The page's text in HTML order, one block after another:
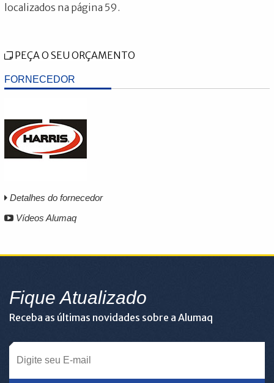
FORNECEDOR
Detalhes do fornecedor
Vídeos Alumaq
localizados na página 59.
PEÇA O SEU ORÇAMENTO
Fique Atualizado
Receba as últimas novidades sobre a Alumaq